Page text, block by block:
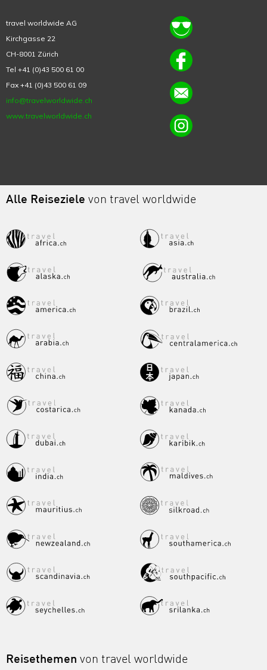
travel worldwide AG
Kirchgasse 22
CH-8001 Zürich
Tel +41 (0)43 500 61 00
Fax +41 (0)43 500 61 09
info@travelworldwide.ch
www.travelworldwide.ch
Alle Reiseziele von travel worldwide
Reisethemen von travel worldwide